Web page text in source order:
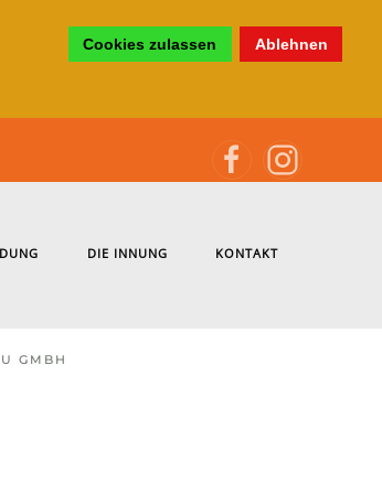
Cookies zulassen Ablehnen
DIE INNUNG KONTAKT
GMBH